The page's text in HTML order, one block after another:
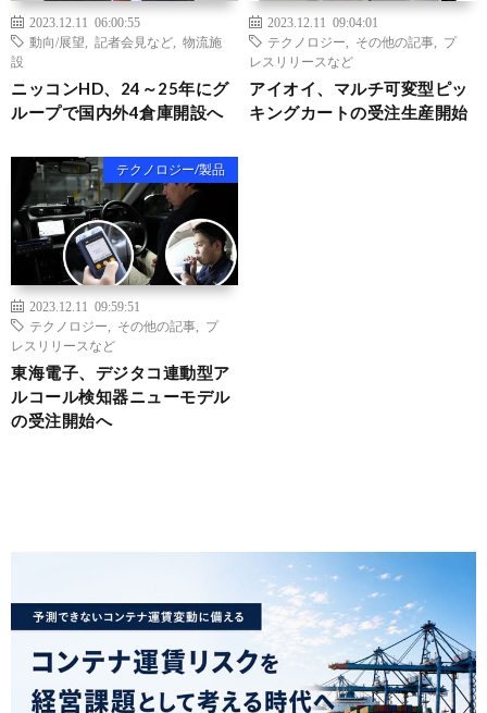
2023.12.11 06:00:55
動向/展望
記者会見など
物流施
設
ニッコンHD、24～25年にグ
ループで国内外4倉庫開設へ
2023.12.11 09:04:01
テクノロジー
その他の記事
プ
レスリリースなど
アイオイ、マルチ可変型ピッ
キングカートの受注生産開始
テクノロジー/製品
2023.12.11 09:59:51
テクノロジー
その他の記事
プ
レスリリースなど
東海電子、デジタコ連動型ア
ルコール検知器ニューモデル
の受注開始へ